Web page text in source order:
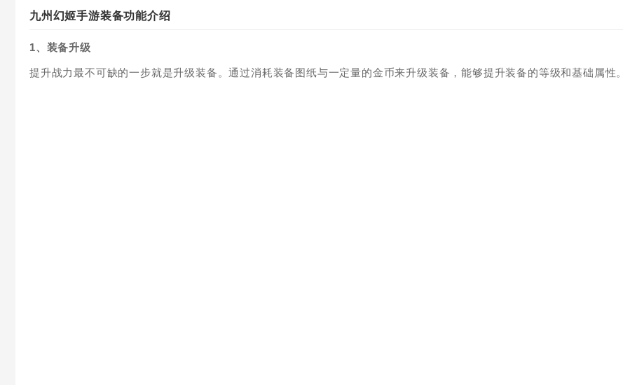
九州幻姬手游装备功能介绍
1、装备升级
提升战力最不可缺的一步就是升级装备。通过消耗装备图纸与一定量的金币来升级装备，能够提升装备的等级和基础属性。